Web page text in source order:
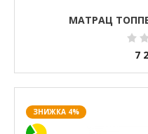
МАТРАЦ
7
ЗНИЖКА 4%